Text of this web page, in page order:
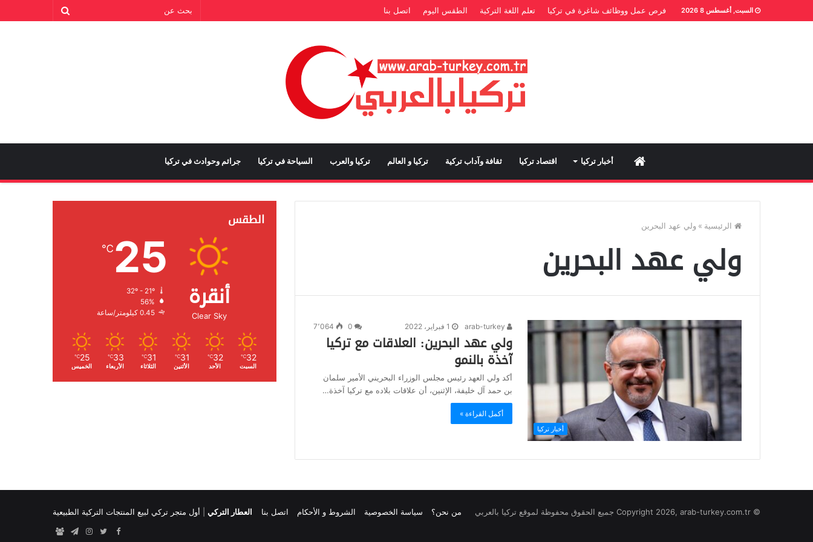
السبت, أغسطس 8 2026 فرص عمل ووظائف شاغرة في تركيا تعلم اللغة التركية الطقس اليوم اتصل بنا
Home أخبار تركيا اقتصاد تركيا ثقافة وآداب تركية تركيا و العالم تركيا والعرب السياحة في تركيا جرائم وحوادث في تركيا
الرئيسية » ولي عهد البحرين
ولي عهد البحرين
أخبار تركيا
1 فبراير، 2022 7٬064
ولي عهد البحرين: العلاقات مع تركيا
آخذة بالنمو
أكد ولي العهد رئيس مجلس الوزراء البحريني الأمير سلمان
بن حمد آل خليفة، الإثنين، أن علاقات بلاده مع تركيا آخذة…
أكمل القراءة »
الطقس
أنقرة
Clear Sky
25
℃
الرطوبة:
الرياح:
32
℃
السبت
32
℃
الأحد
31
℃
الأثنين
31
℃
الثلاثاء
33
℃
الأربعاء
25
℃
الخميس
© Copyright 2026, arab-turkey.com.tr جميع الحقوق محفوظة لموقع تركيا بالعربي العطار التركي أول متجر تركي لبيع المنتجات التركية الطبيعية من نحن؟ سياسة الخصوصية الشروط و الأحكام اتصل بنا